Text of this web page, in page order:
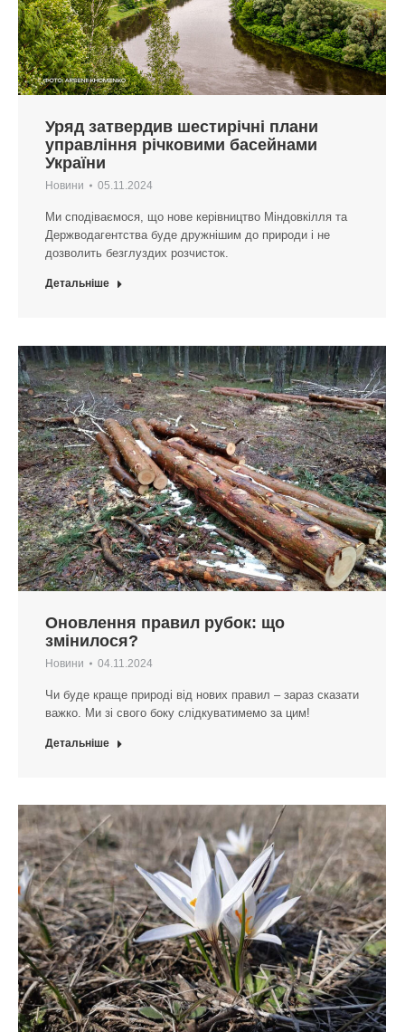
Уряд затвердив шестирічні плани
управління річковими басейнами
України
Новини 05.11.2024
Ми сподіваємося, що нове керівництво Міндовкілля та
Держводагентства буде дружнішим до природи і не
дозволить безглуздих розчисток.
Детальніше
Оновлення правил рубок: що
змінилося?
Новини 04.11.2024
Чи буде краще природі від нових правил – зараз сказати
важко. Ми зі свого боку слідкуватимемо за цим!
Детальніше